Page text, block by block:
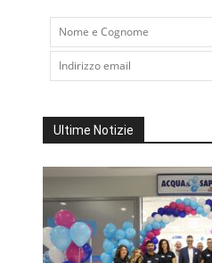
Ultime Notizie